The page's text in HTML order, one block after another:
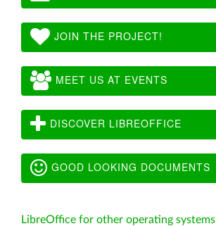
JOIN THE PROJECT!
MEET US AT EVENTS
DISCOVER LIBREOFFICE
GOOD LOOKING DOCUMENTS
LibreOffice for other operating systems